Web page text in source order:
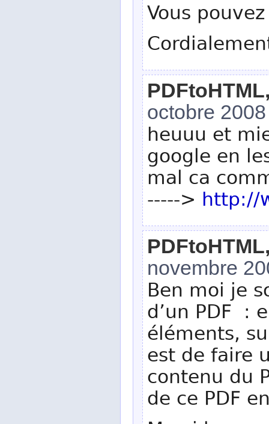
Vous
octobre
heuuu et
google en
mal ca
-----> http://
novembre
Ben moi je
d’un PDF :
éléments,
est de faire
contenu du
de ce PDF